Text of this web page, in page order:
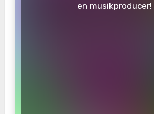
en musikproducer!